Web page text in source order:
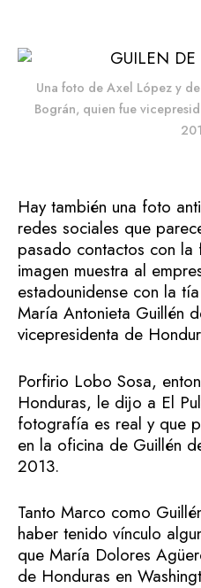
Una foto de Axel López y
Bográn, quien fue
Hay también una foto
redes sociales que
pasado contactos con la
imagen muestra al
estadounidense con la
María Antonieta Guillén
vicepresidenta de
Porfirio Lobo Sosa,
Honduras, le dijo a El
fotografía es real y que
en la oficina de Guillén
2013.
Tanto Marco como
haber tenido vínculo
que María Dolores
de Honduras en